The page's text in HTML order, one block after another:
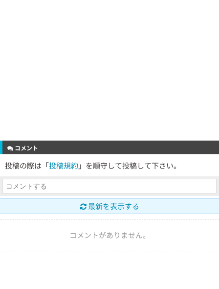
コメント
投稿の際は「投稿規約 」を順守して投稿して下さい。
最新を表示する
コメントがありません。